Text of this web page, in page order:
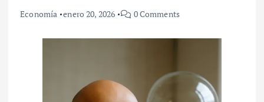
Economía enero 20, 2026 0 Comments